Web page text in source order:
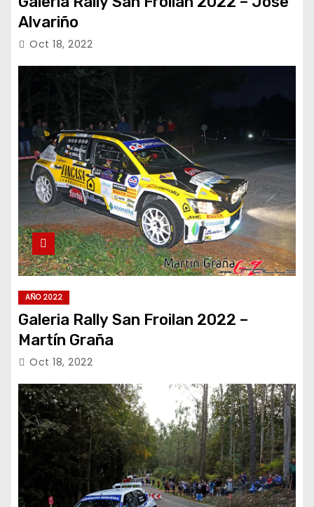
Alvariño
Oct 18, 2022
AÑO 2022
Galeria Rally San Froilan 2022 –
Martín Graña
Oct 18, 2022